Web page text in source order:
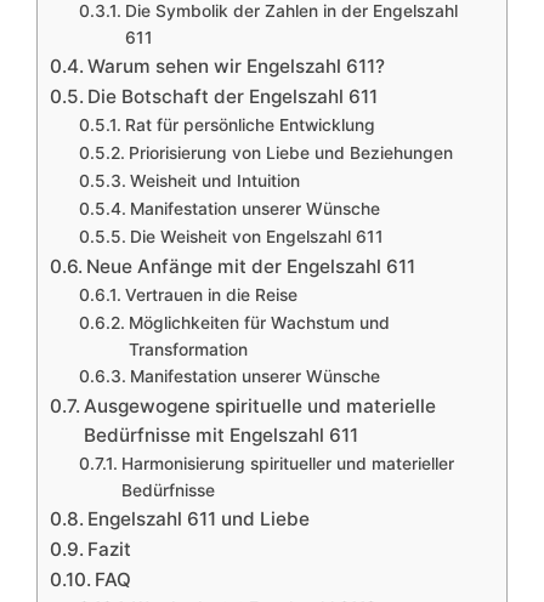
Die Symbolik der Zahlen in der Engelszahl
611
Warum sehen wir Engelszahl 611?
Die Botschaft der Engelszahl 611
Rat für persönliche Entwicklung
Priorisierung von Liebe und Beziehungen
Weisheit und Intuition
Manifestation unserer Wünsche
Die Weisheit von Engelszahl 611
Neue Anfänge mit der Engelszahl 611
Vertrauen in die Reise
Möglichkeiten für Wachstum und
Transformation
Manifestation unserer Wünsche
Ausgewogene spirituelle und materielle
Bedürfnisse mit Engelszahl 611
Harmonisierung spiritueller und materieller
Bedürfnisse
Engelszahl 611 und Liebe
Fazit
FAQ